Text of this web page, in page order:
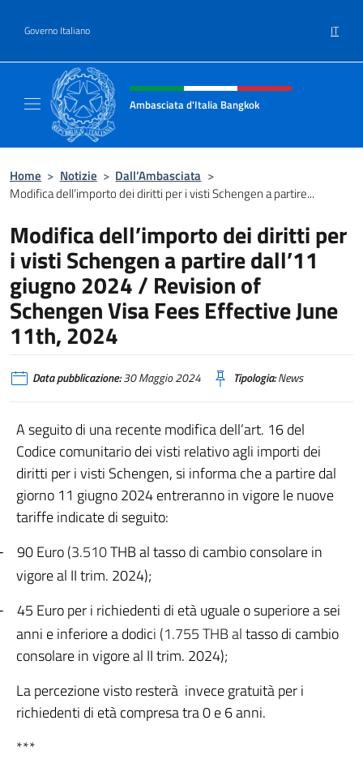
Governo Italiano IT
Intestazione sito, social e menù
Ambasciata d'Italia Bangkok
Home > Notizie > Dall’Ambasciata >
Modifica dell’importo dei diritti per i visti Schengen a partire...
Modifica dell’importo dei diritti per
i visti Schengen a partire dall’11
giugno 2024 / Revision of
Schengen Visa Fees Effective June
11th, 2024
Data pubblicazione:30 Maggio 2024 Tipologia:News
A seguito di una recente modifica dell’art. 16 del
Codice comunitario dei visti relativo agli importi dei
diritti per i visti Schengen, si informa che a partire dal
giorno 11 giugno 2024 entreranno in vigore le nuove
tariffe indicate di seguito:
90 Euro(3.510THB al tasso di cambio consolare in
vigore al II trim. 2024);
45 Euro per i richiedenti di età uguale o superiore a sei
anni e inferiore a dodici (1.755 THB altasso di cambio
consolare in vigore al II trim. 2024);
La percezione visto resterà invece gratuità per i
richiedenti di età compresa tra 0 e 6 anni.
***